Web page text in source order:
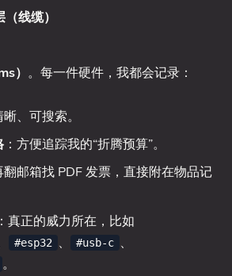
线缆）
） 。每一件硬件，我都会记录：
晰、可搜索。
：方便追踪我的“折腾预算”。
翻邮箱找 PDF 发票，直接附在物品记
：真正的威力所在，比如
#esp32 #usb-c
。